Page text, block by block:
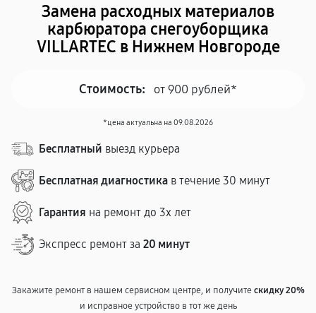
Замена расходных материалов
карбюратора снегоуборщика
VILLARTEC в Нижнем Новгороде
Стоимость: от 900 рублей*
*цена актуальна на 09.08.2026
Бесплатный выезд курьера
Бесплатная диагностика в течение 30 минут
Гарантия на ремонт до 3х лет
Экспресс ремонт за 20 минут
Закажите ремонт в нашем сервисном центре, и получитескидку 20%
и исправное устройство в тот же день